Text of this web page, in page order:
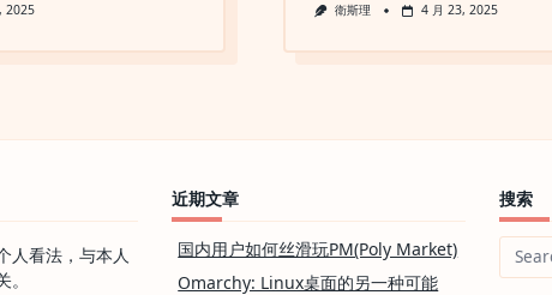
2025 衛斯理 4 月 23, 2025
人看法，与本人
近期文章
国内用户如何丝滑玩PM(Poly Market)
Omarchy: Linux桌面的另一种可能
搜索
Search